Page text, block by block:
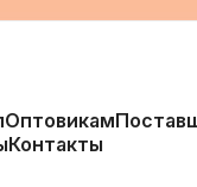
Оптовикам
Контакты